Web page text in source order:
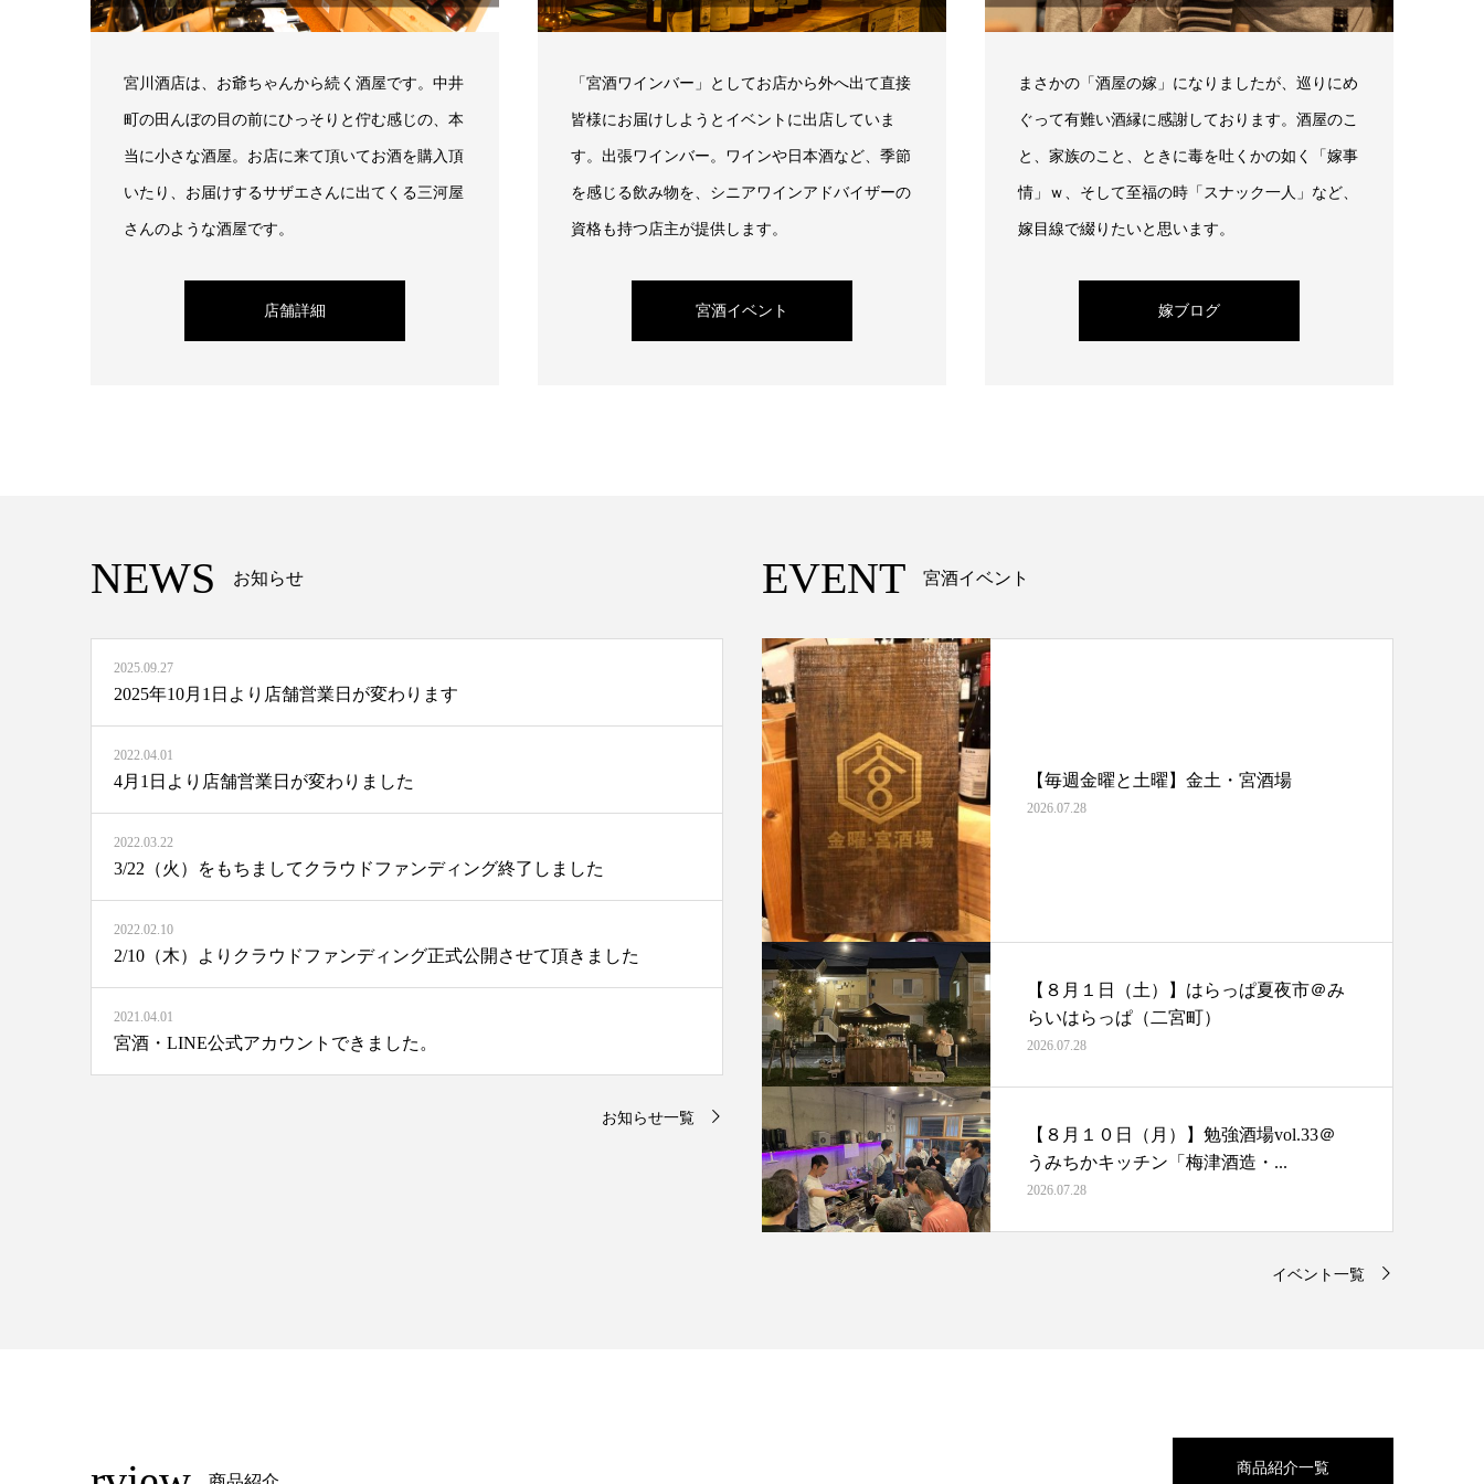
宮川酒店は、お爺ちゃんから続く酒屋です。中井
町の田んぼの目の前にひっそりと佇む感じの、本
当に小さな酒屋。お店に来て頂いてお酒を購入頂
いたり、お届けするサザエさんに出てくる三河屋
さんのような酒屋です。
店舗詳細
「宮酒ワインバー」としてお店から外へ出て直接
皆様にお届けしようとイベントに出店していま
す。出張ワインバー。ワインや日本酒など、季節
を感じる飲み物を、シニアワインアドバイザーの
資格も持つ店主が提供します。
宮酒イベント
まさかの「酒屋の嫁」になりましたが、巡りにめ
ぐって有難い酒縁に感謝しております。酒屋のこ
と、家族のこと、ときに毒を吐くかの如く「嫁事
情」ｗ、そして至福の時「スナック一人」など、
嫁目線で綴りたいと思います。
嫁ブログ
NEWS お知らせ
2025.09.27
2025年10月1日より店舗営業日が変わります
2022.04.01
4月1日より店舗営業日が変わりました
2022.03.22
3/22（火）をもちましてクラウドファンディング終了しました
2022.02.10
2/10（木）よりクラウドファンディング正式公開させて頂きました
2021.04.01
宮酒・LINE公式アカウントできました。
お知らせ一覧
EVENT 宮酒イベント
【毎週金曜と土曜】金土・宮酒場
2026.07.28
【８月１日（土）】はらっぱ夏夜市＠み
らいはらっぱ（二宮町）
2026.07.28
【８月１０日（月）】勉強酒場vol.33＠
うみちかキッチン「梅津酒造・...
2026.07.28
イベント一覧
商品紹介一覧